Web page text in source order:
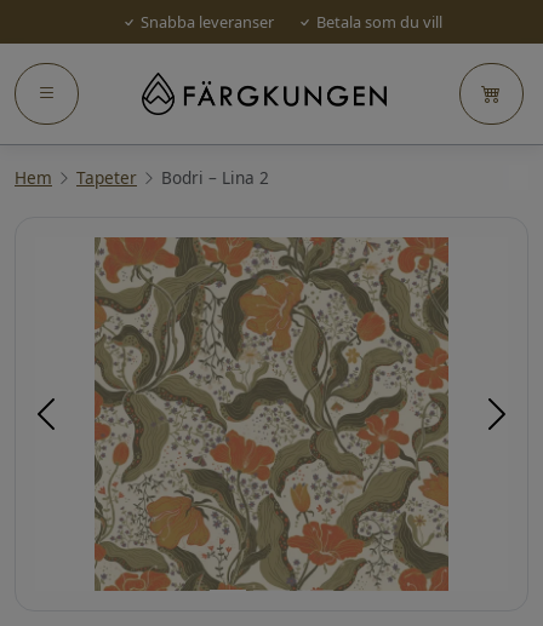
Snabba leveranser Betala som du vill
Hem Tapeter Bodri – Lina 2
Föregående